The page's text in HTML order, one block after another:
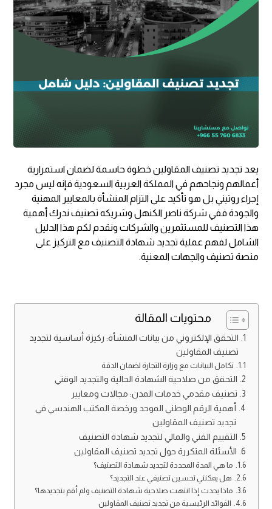
يعد تجديد تصنيف المقاولين خطوة حاسمة لضمان استمرارية
أعمالهم ونجاحهم في المملكة العربية السعودية فإنه ليس مجرد
إجراء روتيني بل هو تأكيد على التزام المنشأة بالمعايير المهنية
والجودة ففي شركة ناصر الكنهل وشريكه تصنيف ندرك أهمية
هذا التصنيف للمستثمرين والشركات ونقدم لكم هذا الدليل
الشامل لفهم عملية تجديد شهادة التصنيف مع التركيز على
منصة تصنيف والجهات المعنية.
محتويات المقالة
التحقق الإلكتروني من بيانات المنشأة: ركيزة أساسية لتجديد
تصنيف المقاولين
تكامل البيانات مع وزارة التجارة لضمان الدقة
التحقق من صلاحية الشهادة الحالية والتجديد الوقتي
تصنيف مقدمي خدمات المدن: مجالات ومعايير
أهمية الرقم الوطني الموحد ورخصة المكتب الهندسي في
تجديد تصنيف المقاولين
التقييم الفني والمالي لتجديد شهادة التصنيف
الأسئلة المتكررة حول تجديد تصنيف المقاولين
ما هي المدة المحددة لتجديد شهادة التصنيف؟
هل يمكنني تحسين تصنيفي عند التجديد؟
ماذا يحدث إذا انتهت صلاحية شهادة التصنيف ولم أقم بتجديدها؟
الفوائد الرئيسية من تجديد تصنيف المقاولين